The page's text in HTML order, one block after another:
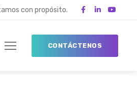
con propósito.
CONTÁCTENOS